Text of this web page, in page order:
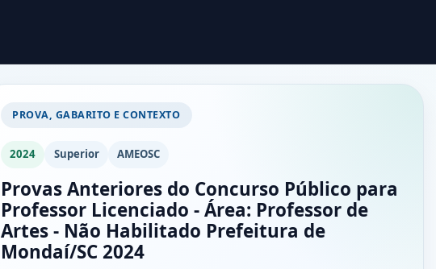
PROVA, GABARITO E CONTEXTO
2024 Superior AMEOSC
Provas Anteriores do Concurso Público para
Professor Licenciado - Área: Professor de
Artes - Não Habilitado Prefeitura de
Mondaí/SC 2024